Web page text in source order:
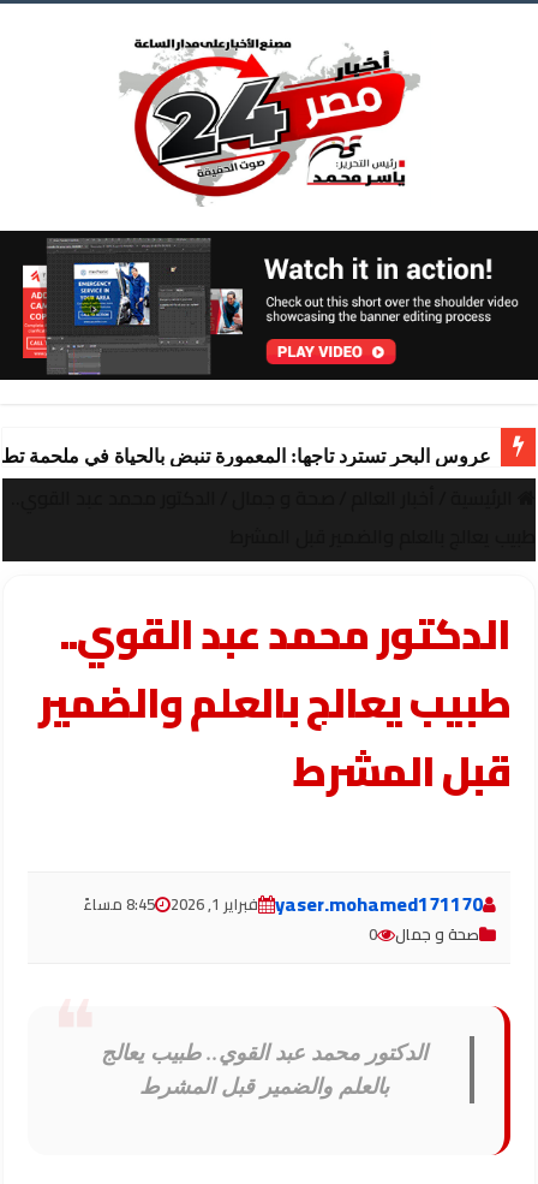
عروس البحر تسترد تاجها: المعمورة تنبض بالحياة في ملحمة
الدكتور محمد عبد القوي..
طبيب يعالج بالعلم والضمير
قبل المشرط
yaser.mohamed171170 فبراير 1, 2026
8:45 مساءً
صحة و جمال
0
الدكتور محمد عبد القوي.. طبيب يعالج
بالعلم والضمير قبل المشرط